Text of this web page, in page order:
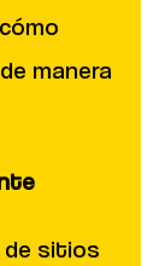
manera
de sitios